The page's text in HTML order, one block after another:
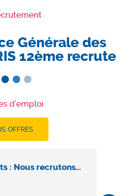
Générale des
12ème recrute
d’emploi
OFFRES
: Nous recrutons…